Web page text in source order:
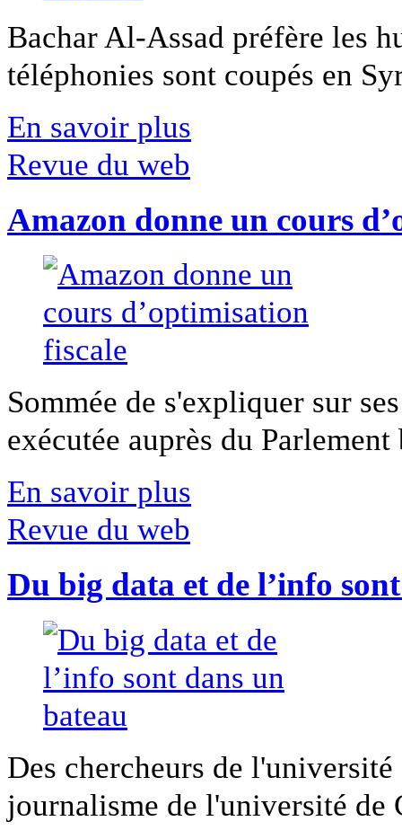
Bachar Al-Assad préfère les
téléphonies sont coupés en
En savoir plus
Revue du web
Amazon donne un cours
Sommée de s'expliquer sur
exécutée auprès du
En savoir plus
Revue du web
Du big data et de l’info
Des chercheurs de
journalisme de l'université